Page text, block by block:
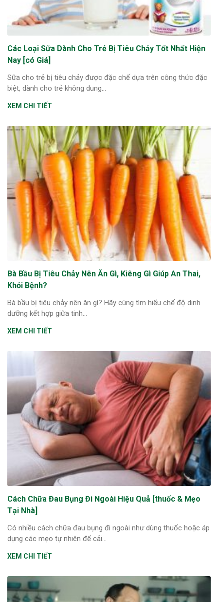
Sau Sinh Có Tự Khỏi
Thông Tin Cần Biết
sau sinh là tình trạng viêm da
phổ biến, khiến đôi bàn tay,
của chị em trở nên khô...
Các Loại Sữa Dành Cho Trẻ Bị Tiêu Chảy Tốt Nhất Hiện
Nay [có Giá]
Sữa cho trẻ bị tiêu chảy được đặc chế dựa trên công thức đặc
biệt, dành cho trẻ không dung...
XEM CHI TIẾT
Bà Bầu Bị Tiêu Chảy Nên Ăn Gì, Kiêng Gì Giúp An Thai,
Khỏi Bệnh?
Bà bầu bị tiêu chảy nên ăn gì? Hãy cùng tìm hiểu chế độ dinh
dưỡng kết hợp giữa tinh...
XEM CHI TIẾT
Cách Chữa Đau Bụng Đi Ngoài Hiệu Quả [thuốc & Mẹo
Tại Nhà]
Có nhiều cách chữa đau bụng đi ngoài như dùng thuốc hoặc áp
dụng các mẹo tự nhiên để cải...
XEM CHI TIẾT